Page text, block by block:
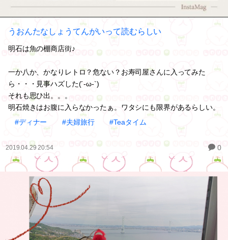
うおんたなしょうてんがいって読むらしい
明石は魚の棚商店街♪
一か八か、かなりレトロ？危ない？お寿司屋さんに入ってみた
ら・・・見事ハズした(´-ω-`)
それも思ひ出。。。
明石焼きはお腹に入らなかったぁ。ワタシにも限界があるらしい。
#ディナー
#夫婦旅行 #Teaタイム
2019.04.29 20:54 0